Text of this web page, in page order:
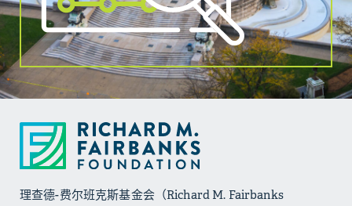
理查德-费尔班克斯基金会（Richard M. Fairbanks